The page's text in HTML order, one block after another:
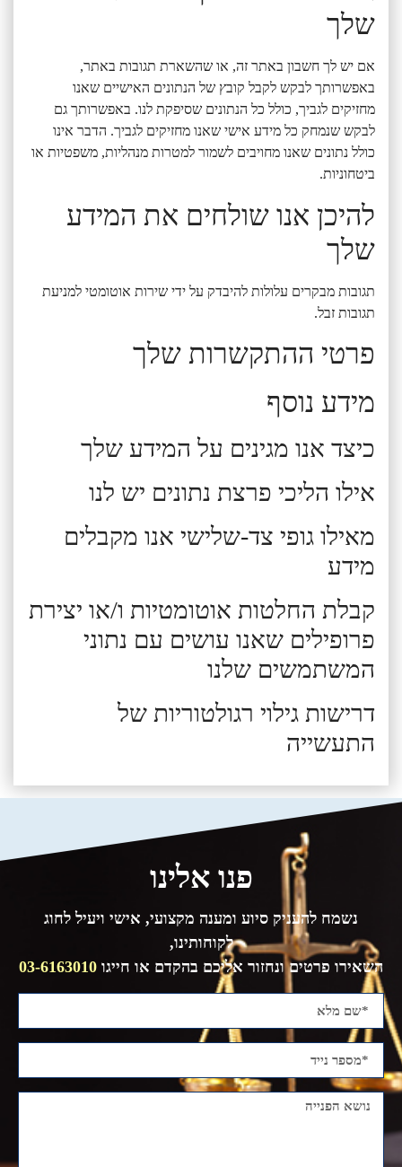
שלך
אם יש לך חשבון באתר זה, או שהשארת תגובות באתר,
באפשרותך לבקש לקבל קובץ של הנתונים האישיים שאנו
מחזיקים לגביך, כולל כל הנתונים שסיפקת לנו. באפשרותך גם
לבקש שנמחק כל מידע אישי שאנו מחזיקים לגביך. הדבר אינו
כולל נתונים שאנו מחויבים לשמור למטרות מנהליות, משפטיות או
ביטחוניות.
להיכן אנו שולחים את המידע
שלך
תגובות מבקרים עלולות להיבדק על ידי שירות אוטומטי למניעת
תגובות זבל.
פרטי ההתקשרות שלך
מידע נוסף
כיצד אנו מגינים על המידע שלך
אילו הליכי פרצת נתונים יש לנו
מאילו גופי צד-שלישי אנו מקבלים
מידע
קבלת החלטות אוטומטיות ו/או יצירת
פרופילים שאנו עושים עם נתוני
המשתמשים שלנו
דרישות גילוי רגולטוריות של
התעשייה
פנו אלינו
נשמח להעניק סיוע ומענה מקצועי, אישי ויעיל לחוג
לקוחותינו,
השאירו פרטים ונחזור אליכם בהקדם או חייגו 03-6163010